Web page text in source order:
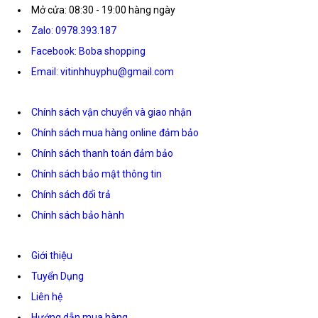
Mở cửa: 08:30 - 19:00 hàng ngày
Zalo: 0978.393.187
Facebook: Boba shopping
Email: vitinhhuyphu@gmail.com
Chính sách vận chuyển và giao nhận
Chính sách mua hàng online đảm bảo
Chính sách thanh toán đảm bảo
Chính sách bảo mật thông tin
Chính sách đổi trả
Chính sách bảo hành
Giới thiệu
Tuyển Dụng
Liên hệ